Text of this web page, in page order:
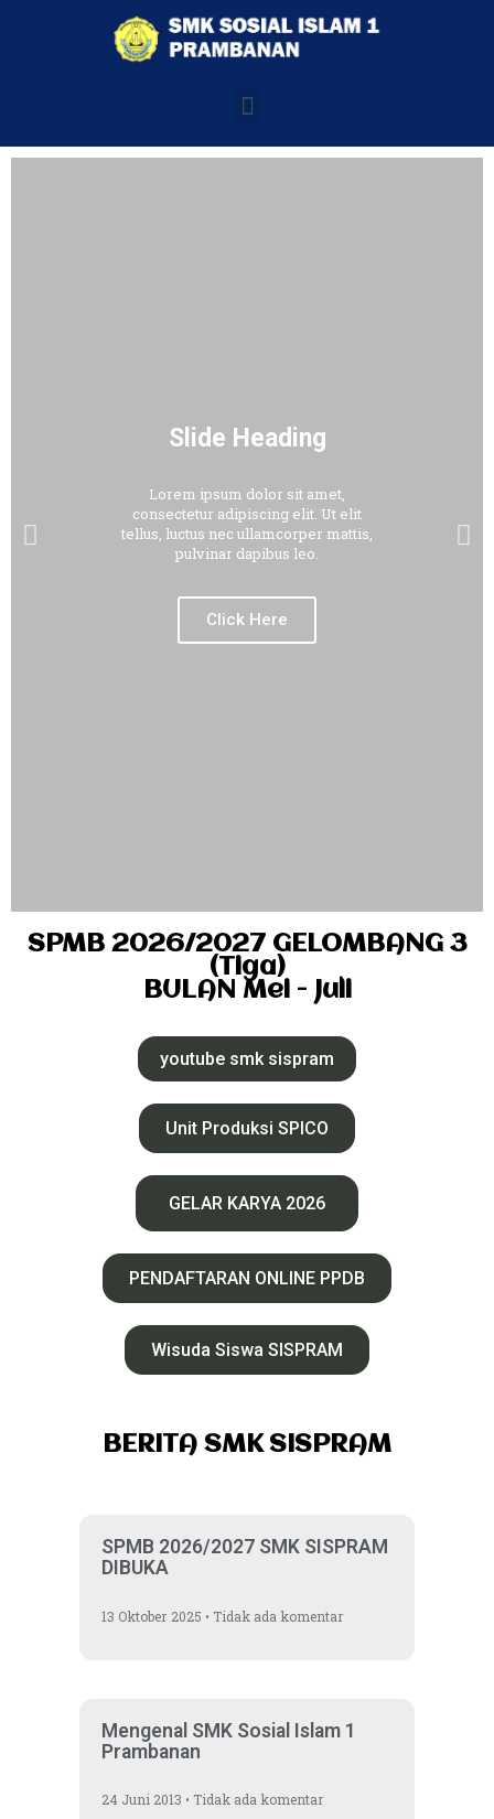
Slide Heading
Lorem ipsum dolor sit amet,
consectetur adipiscing elit. Ut elit
tellus, luctus nec ullamcorper mattis,
pulvinar dapibus leo.
Click Here
SPMB 2026/2027 GELOMBANG 3
(Tiga)
BULAN Mei - Juli
youtube smk sispram
Unit Produksi SPICO
GELAR KARYA 2026
PENDAFTARAN ONLINE PPDB
Wisuda Siswa SISPRAM
BERITA SMK SISPRAM
SPMB 2026/2027 SMK SISPRAM
DIBUKA
13 Oktober 2025 Tidak ada komentar
Mengenal SMK Sosial Islam 1
Prambanan
24 Juni 2013 Tidak ada komentar